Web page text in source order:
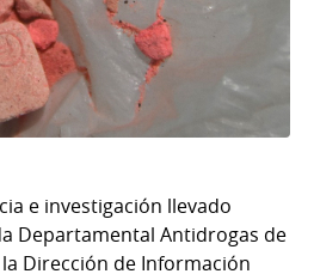
e investigación llevado
Departamental Antidrogas de
Dirección de Información